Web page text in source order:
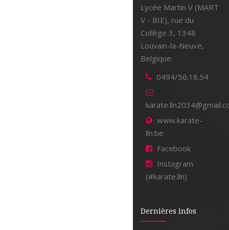
Lycée Martin V (MART
V - BIE), rue du
Collège 3, 1348
Louvain-la-Neuve,
Belgique.
0494/56.18.54
www.karate-
lln.be
Facebook
Instagram
(#karate.lln)
Dernières infos